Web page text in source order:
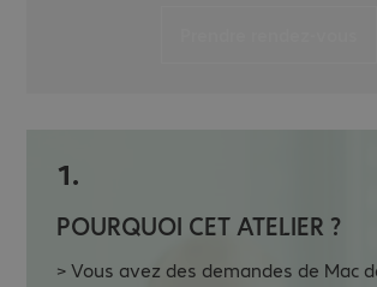
1.
POURQUOI CET ATELIER ?
> Vous avez des demandes de Mac